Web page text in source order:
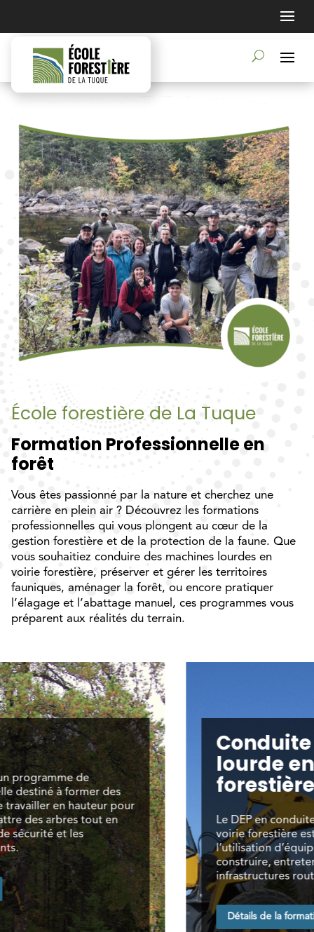
École forestière de La Tuque
Formation Professionnelle en
forêt
Vous êtes passionné par la nature et cherchez une
carrière en plein air ? Découvrez les formations
professionnelles qui vous plongent au cœur de la
gestion forestière et de la protection de la faune. Que
vous souhaitiez conduire des machines lourdes en
voirie forestière, préserver et gérer les territoires
fauniques, aménager la forêt, ou encore pratiquer
l’élagage et l’abattage manuel, ces programmes vous
préparent aux réalités du terrain.
Conduite de
lourde en voirie
forestière
Le DEP en conduite de machinerie lourde en
voirie forestière est une spécialité qui
l’utilisation d’équipements lourds pour
construire, entretenir et réparer les
infrastructures routières en milieu forestier.
Détails de la formation